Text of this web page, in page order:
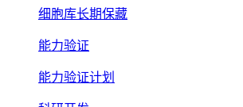
细胞库长期保藏
能力验证
能力验证计划